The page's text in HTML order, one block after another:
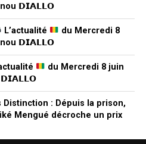
𝗗𝗜𝗔𝗟𝗟𝗢
L’actualité
du Mercredi 8
𝗗𝗜𝗔𝗟𝗟𝗢
du Mercredi 8 juin
𝗗𝗜𝗔𝗟𝗟𝗢
Distinction : Dépuis la prison,
Mengué décroche un prix